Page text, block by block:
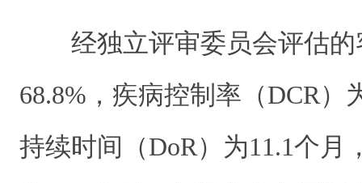
经独立评审委员会评估
68.8%，疾病控制率（DCR）
持续时间（DoR）为11.1个月